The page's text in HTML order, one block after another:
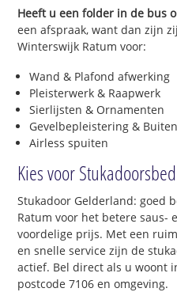
Heeft u een folder in de bus
een afspraak, want dan zijn
Winterswijk Ratum voor:
Wand & Plafond afwerking
Pleisterwerk & Raapwerk
Sierlijsten & Ornamenten
Gevelbepleistering &
Airless spuiten
Kies voor
Stukadoor Gelderland: goed
Ratum voor het betere saus-
voordelige prijs. Met een
en snelle service zijn de
actief. Bel direct als u woont
postcode 7106 en omgeving.